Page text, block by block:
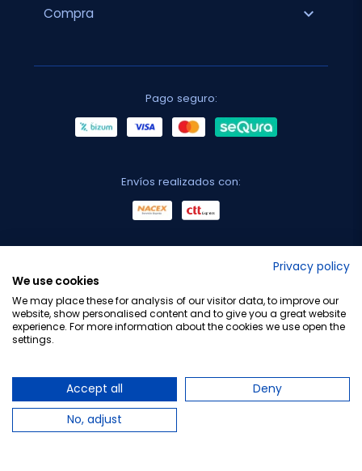
Compra expand_more
Pago seguro:
Envíos realizados con:
Privacy policy
We use cookies
We may place these for analysis of our visitor data, to improve our
website, show personalised content and to give you a great website
experience. For more information about the cookies we use open the
settings.
Accept all
Deny
No, adjust